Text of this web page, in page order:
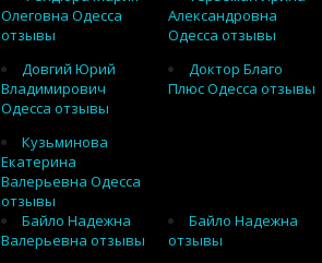
Олеговна Одесса
отзывы
Александровна
Одесса отзывы
Довгий Юрий
Владимирович
Одесса отзывы
Доктор Благо
Плюс Одесса отзывы
Кузьминова
Екатерина
Валерьевна Одесса
отзывы
Байло Надежна
Валерьевна отзывы
Байло Надежна
отзывы